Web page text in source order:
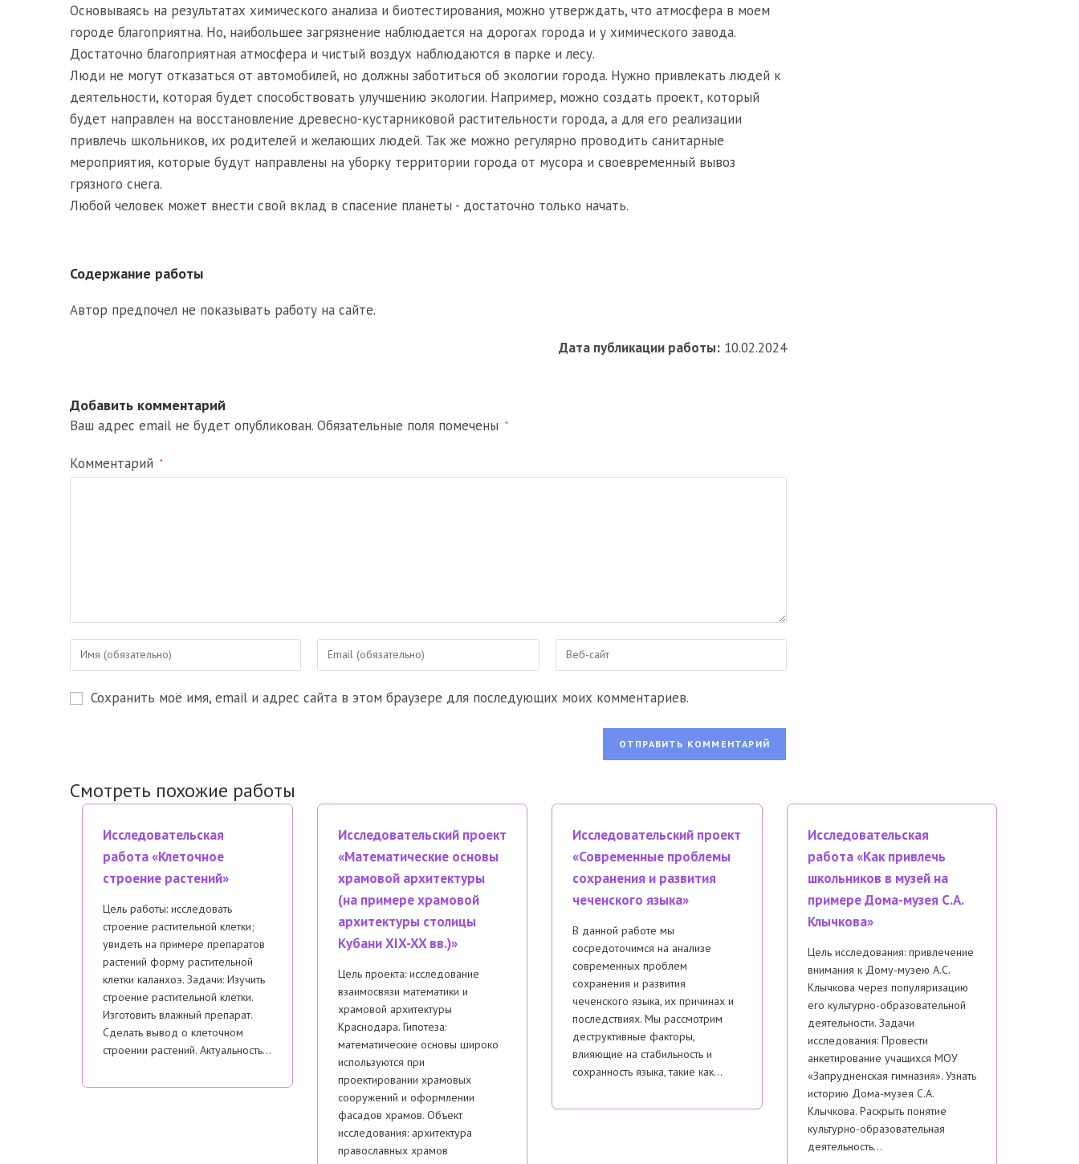
Основываясь на результатах химического анализа и биотестирования, можно утверждать, что атмосфера в моем
городе благоприятна. Но, наибольшее загрязнение наблюдается на дорогах города и у химического завода.
Достаточно благоприятная атмосфера и чистый воздух наблюдаются в парке и лесу.
Люди не могут отказаться от автомобилей, но должны заботиться об экологии города. Нужно привлекать людей к
деятельности, которая будет способствовать улучшению экологии. Например, можно создать проект, который
будет направлен на восстановление древесно-кустарниковой растительности города, а для его реализации
привлечь школьников, их родителей и желающих людей. Так же можно регулярно проводить санитарные
мероприятия, которые будут направлены на уборку территории города от мусора и своевременный вывоз
грязного снега.
Любой человек может внести свой вклад в спасение планеты - достаточно только начать.
Содержание работы
Автор предпочел не показывать работу на сайте.
Дата публикации работы: 10.02.2024
Добавить комментарий
Ваш адрес email не будет опубликован. Обязательные поля помечены *
Комментарий *
Введите
Введите
адрес,
Введите
веб-
Сохранить моё имя, email и адрес сайта в этом браузере для последующих моих комментариев.
Смотреть похожие работы
Исследовательская
работа «Клеточное
строение растений»
Цель работы: исследовать
строение растительной клетки;
увидеть на примере препаратов
растений форму растительной
клетки каланхоэ. Задачи: Изучить
строение растительной клетки.
Изготовить влажный препарат.
Сделать вывод о клеточном
строении растений. Актуальность…
Исследовательский проект
«Математические основы
храмовой архитектуры
(на примере храмовой
архитектуры столицы
Кубани XIX-XX вв.)»
Цель проекта: исследование
взаимосвязи математики и
храмовой архитектуры
Краснодара. Гипотеза:
математические основы широко
используются при
проектировании храмовых
сооружений и оформлении
фасадов храмов. Объект
исследования: архитектура
православных храмов
Исследовательский проект
«Современные проблемы
сохранения и развития
чеченского языка»
В данной работе мы
сосредоточимся на анализе
современных проблем
сохранения и развития
чеченского языка, их причинах и
последствиях. Мы рассмотрим
деструктивные факторы,
влияющие на стабильность и
сохранность языка, такие как…
Исследовательская
работа «Как привлечь
школьников в музей на
примере Дома-музея С.А.
Клычкова»
Цель исследования: привлечение
внимания к Дому-музею А.С.
Клычкова через популяризацию
его культурно-образовательной
деятельности. Задачи
исследования: Провести
анкетирование учащихся МОУ
«Запрудненская гимназия». Узнать
историю Дома-музея С.А.
Клычкова. Раскрыть понятие
культурно-образовательная
деятельность…